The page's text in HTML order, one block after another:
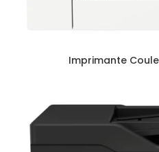
Imprimante